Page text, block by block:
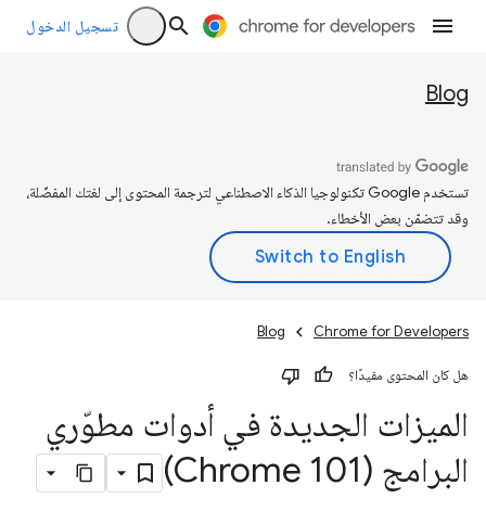
تسجيل الدخول
Blog
تستخدم Google تكنولوجيا الذكاء الاصطناعي لترجمة المحتوى إلى لغتك المفضّلة،
وقد تتضمّن بعض الأخطاء.
Chrome for Developers
Blog
هل كان المحتوى مفيدًا؟
الميزات الجديدة في أدوات مطوّري
البرامج (Chrome 101)